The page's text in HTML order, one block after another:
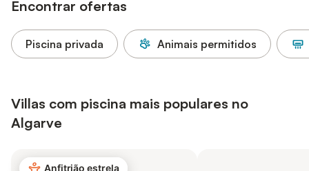
Encontrar ofertas
Piscina privada Animais permitidos
Villas com piscina mais populares no
Algarve
Anfitrião estrela